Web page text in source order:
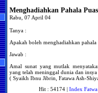
Menghadiahkan Pahala
Rabu, 07 April 04
Tanya :
Apakah boleh menghadiahkan
Jawab :
Amal sunat yang mutlak
yang telah meninggal dunia dan
( Syaikh Ibnu Jibrin, Fatawa Ash-
Hit : 54174 | Index Fatwa